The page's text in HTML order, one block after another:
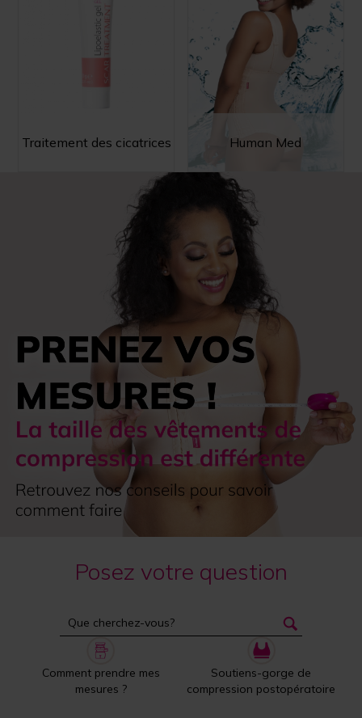
Traitement des cicatrices Human Med
Posez votre question
Comment prendre mes
mesures ?
Soutiens-gorge de
compression postopératoire